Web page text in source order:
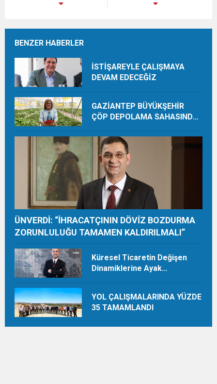
BENZER HABERLER
İSTİŞAREYLE ÇALIŞMAYA
DEVAM EDECEĞİZ
GAZİANTEP BÜYÜKŞEHİR
ÇÖP DEPOLAMA SAHASINDA
TON HASAT YAPIYOR
ÜNVERDİ: “İHRACATÇININ DÖVİZ BOZDURMA
ZORUNLULUĞU TAMAMEN KALDIRILMALI”
Küresel Ticaretin Değişen
Dinamiklerine Ayak
YOL ÇALIŞMALARINDA YÜZDE
35 TAMAMLANDI